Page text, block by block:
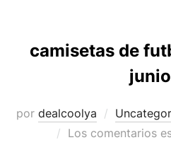
camisetas de
por dealcoolya
Los comentarios